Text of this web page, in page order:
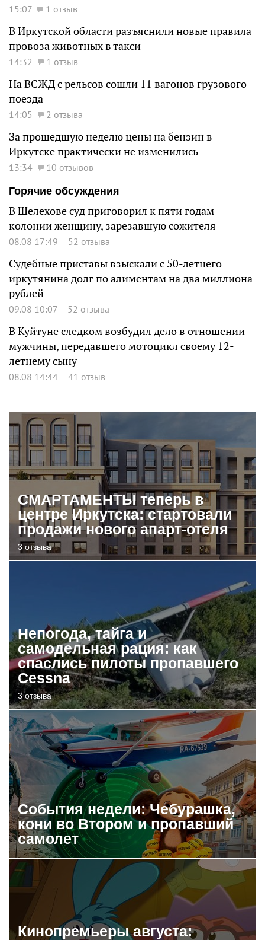
15:07 1 отзыв
В Иркутской области разъяснили новые правила
провоза животных в такси
14:32 1 отзыв
На ВСЖД с рельсов сошли 11 вагонов грузового
поезда
14:05 2 отзыва
За прошедшую неделю цены на бензин в
Иркутске практически не изменились
13:34
10 отзывов
Горячие обсуждения
В Шелехове суд приговорил к пяти годам
колонии женщину, зарезавшую сожителя
08.08 17:49 52 отзыва
Судебные приставы взыскали с 50-летнего
иркутянина долг по алиментам на два миллиона
рублей
09.08 10:07 52 отзыва
В Куйтуне следком возбудил дело в отношении
мужчины, передавшего мотоцикл своему 12-
летнему сыну
08.08 14:44 41 отзыв
СМАРТАМЕНТЫ теперь в
центре Иркутска: стартовали
продажи нового апарт-отеля
3 отзыва
Непогода, тайга и
самодельная рация: как
спаслись пилоты пропавшего
Cessna
3 отзыва
События недели: Чебурашка,
кони во Втором и пропавший
самолет
Кинопремьеры августа: